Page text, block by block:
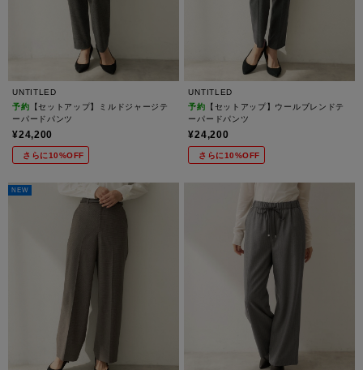
UNTITLED
予約 【セットアップ】ミルドジャージテ
ーパードパンツ
¥24,200
さらに10%OFF
UNTITLED
予約 【セットアップ】ウールブレンドテ
ーパードパンツ
¥24,200
さらに10%OFF
NEW